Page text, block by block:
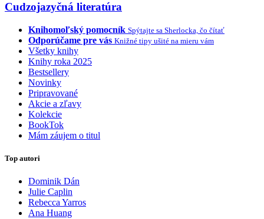
Cudzojazyčná literatúra
Knihomoľský pomocník Spýtajte sa Sherlocka, čo čítať
Odporúčame pre vás Knižné tipy ušité na mieru vám
Všetky knihy
Knihy roka 2025
Bestsellery
Novinky
Pripravované
Akcie a zľavy
Kolekcie
BookTok
Mám záujem o titul
Top autori
Dominik Dán
Julie Caplin
Rebecca Yarros
Ana Huang